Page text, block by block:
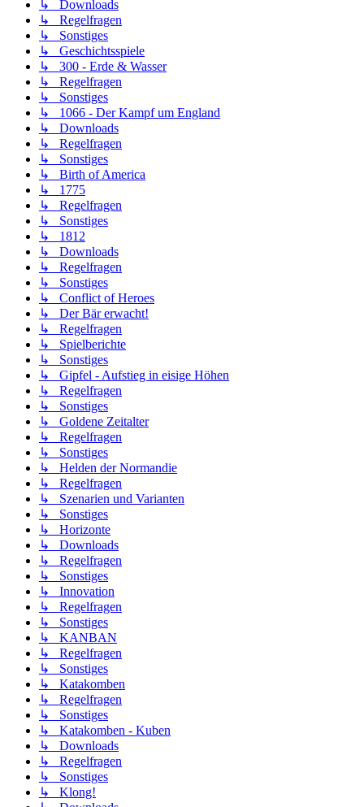
↳ Downloads
↳ Regelfragen
↳ Sonstiges
↳ Geschichtsspiele
↳ 300 - Erde & Wasser
↳ Regelfragen
↳ Sonstiges
↳ 1066 - Der Kampf um England
↳ Downloads
↳ Regelfragen
↳ Sonstiges
↳ Birth of America
↳ 1775
↳ Regelfragen
↳ Sonstiges
↳ 1812
↳ Downloads
↳ Regelfragen
↳ Sonstiges
↳ Conflict of Heroes
↳ Der Bär erwacht!
↳ Regelfragen
↳ Spielberichte
↳ Sonstiges
↳ Gipfel - Aufstieg in eisige Höhen
↳ Regelfragen
↳ Sonstiges
↳ Goldene Zeitalter
↳ Regelfragen
↳ Sonstiges
↳ Helden der Normandie
↳ Regelfragen
↳ Szenarien und Varianten
↳ Sonstiges
↳ Horizonte
↳ Downloads
↳ Regelfragen
↳ Sonstiges
↳ Innovation
↳ Regelfragen
↳ Sonstiges
↳ KANBAN
↳ Regelfragen
↳ Sonstiges
↳ Katakomben
↳ Regelfragen
↳ Sonstiges
↳ Katakomben - Kuben
↳ Downloads
↳ Regelfragen
↳ Sonstiges
↳ Klong!